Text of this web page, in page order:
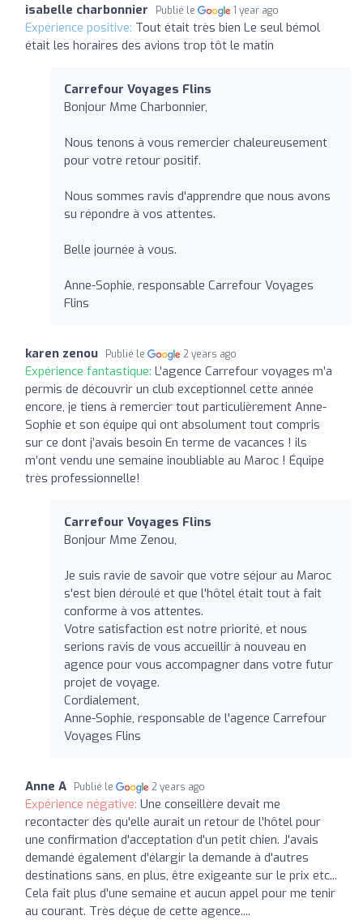
isabelle charbonnier Publié le 1 year ago
Expérience positive: Tout était très bien Le seul bémol
était les horaires des avions trop tôt le matin
Carrefour Voyages Flins
Bonjour Mme Charbonnier,
Nous tenons à vous remercier chaleureusement
pour votre retour positif.
Nous sommes ravis d'apprendre que nous avons
su répondre à vos attentes.
Belle journée à vous.
Anne-Sophie, responsable Carrefour Voyages
Flins
karen zenou Publié le 2 years ago
Expérience fantastique: L’agence Carrefour voyages m’a
permis de découvrir un club exceptionnel cette année
encore, je tiens à remercier tout particulièrement Anne-
Sophie et son équipe qui ont absolument tout compris
sur ce dont j’avais besoin En terme de vacances ! ils
m’ont vendu une semaine inoubliable au Maroc ! Équipe
très professionnelle!
Carrefour Voyages Flins
Bonjour Mme Zenou,
Je suis ravie de savoir que votre séjour au Maroc
s'est bien déroulé et que l'hôtel était tout à fait
conforme à vos attentes.
Votre satisfaction est notre priorité, et nous
serions ravis de vous accueillir à nouveau en
agence pour vous accompagner dans votre futur
projet de voyage.
Cordialement,
Anne-Sophie, responsable de l'agence Carrefour
Voyages Flins
Anne A Publié le 2 years ago
Expérience négative: Une conseillère devait me
recontacter dès qu'elle aurait un retour de l'hôtel pour
une confirmation d'acceptation d'un petit chien. J'avais
demandé également d'élargir la demande à d'autres
destinations sans, en plus, être exigeante sur le prix etc...
Cela fait plus d'une semaine et aucun appel pour me tenir
au courant. Très déçue de cette agence....